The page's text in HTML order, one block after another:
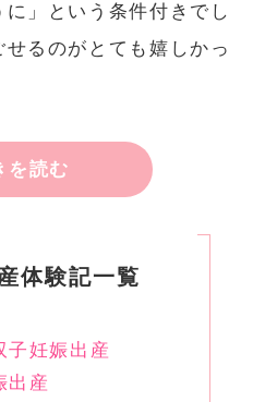
に」という条件付きでし
るのがとても嬉しかっ
を読む
体験記一覧
子妊娠出産
出産